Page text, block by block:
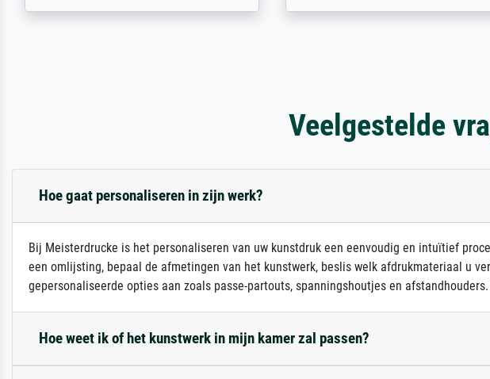
Veelgestelde
Hoe gaat personaliseren in zijn werk?
Bij Meisterdrucke is het personaliseren van uw kunstdruk een eenvoudig en intuïtief
een omlijsting, bepaal de afmetingen van het kunstwerk, beslis welk afdrukmateriaal u
gepersonaliseerde opties aan zoals passe-partouts, spanningshoutjes en
Hoe weet ik of het kunstwerk in mijn kamer zal passen?